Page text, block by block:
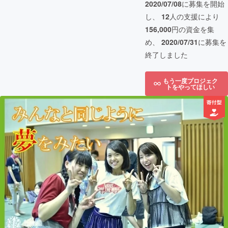
2020/07/08に募集を開始
し、 12人の支援により
156,000円の資金を集
め、 2020/07/31に募集を
終了しました
もう一度プロジェク
トをやってほしい